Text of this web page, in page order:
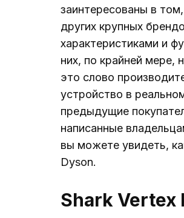
заинтересованы в
других крупных
характеристиками и
них, по крайней мере,
это слово
устройство в
предыдущие
написанные
вы можете увидеть,
Dyson.
Shark Vertex